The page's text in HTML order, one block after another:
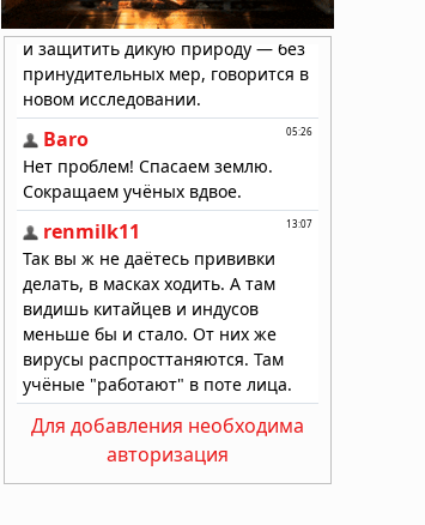
Для добавления необходима
авторизация